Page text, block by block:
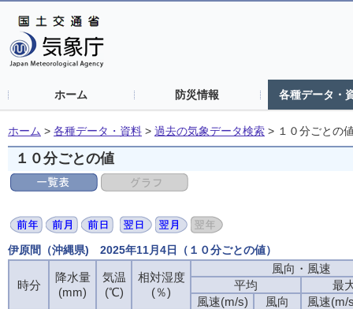
ホーム 防災情報 各種データ・
ホーム > 各種データ・資料 > 過去の気象データ検索 > １０分ごとの
１０分ごとの値
伊原間（沖縄県) 2025年11月4日（１０分ごとの値）
時分
降水量
(mm)
気温
(℃)
相対湿度
(％)
風向・風速
平均
最
風速(m/s)
風向
風速(m/